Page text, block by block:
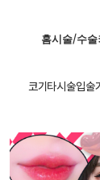
홈시술/수술
코기타시술입술